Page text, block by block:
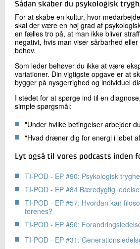
Sådan skaber du psykologisk
For at skabe en kultur, hvor
skal der være en høj grad af
en fælles tro på, at man ikke bliver
negativt, hvis man viser sårbarhed
behov.
Som leder behøver du ikke at være
variationer. Din vigtigste opgave er at
bygger på nysgerrighed og individuel
I stedet for at spørge ind til en
simple spørgsmål:
"Under hvilke betingelser arbejder
"Hvad dræner dig for energi i løbet
Lyt også til vores podcasts inden
TI-POD - EP #90: Psykologisk
TI-POD - EP #84 Bæredygtig ledelse
TI-POD - EP #57: Hvordan kan
forenes?
TI-POD - EP #50:
TI-POD - EP #31: